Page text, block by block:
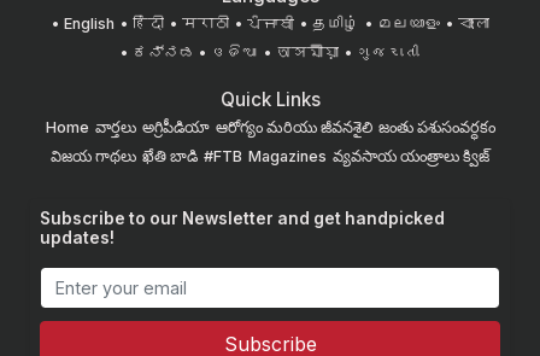
English हिंदी मराठी ਪੰਜਾਬੀ தமிழ் മലയാളം
বাংলা
ಕನ್ನಡ
ଓଡିଆ অসমীয়া ગુજરાતી
Quick Links
Home వార్తలు అగ్రిపీడియా ఆరోగ్యం మరియు జీవనశైలి జంతు పశుసంవర్ధకం
విజయ గాథలు ఖేతి బాడి #FTB Magazines వ్యవసాయ యంత్రాలు క్విజ్
Subscribe to our Newsletter and get handpicked
updates!
Subscribe